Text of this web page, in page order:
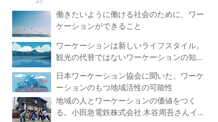
働きたいように働ける社会のために、ワー
ケーションができること
ワーケーションは新しいライフスタイル。
観光の代替ではないワーケーションの知ら
日本ワーケーション協会に聞いた、ワーケ
ーションのもつ地域活性の可能性
地域の人とワーケーションの価値をつく
る。小田急電鉄株式会社 木谷周吾さんイン